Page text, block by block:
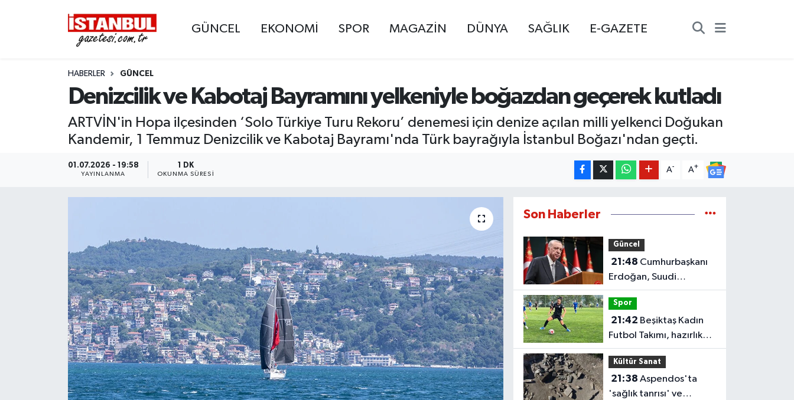
GÜNCEL EKONOMİ SPOR MAGAZİN DÜNYA SAĞLIK E-GAZETE
HABERLER GÜNCEL
Denizcilik ve Kabotaj Bayramını yelkeniyle boğazdan geçerek kutladı
ARTVİN'in Hopa ilçesinden ‘Solo Türkiye Turu Rekoru’ denemesi için denize açılan milli yelkenci Doğukan
Kandemir, 1 Temmuz Denizcilik ve Kabotaj Bayramı'nda Türk bayrağıyla İstanbul Boğazı'ndan geçti.
01.07.2026 - 19:58
YAYINLANMA
1 DK
OKUNMA SÜRESI
A- A+
Son Haberler
Güncel
21:48
Erdoğan, Suudi
Arabistan'ı ziyaret
edecek
Spor
21:42
Futbol Takımı, hazırlık
maçında FOMGET'i 3-1
mağlup etti
Kültür Sanat
21:38
'sağlık tanrısı' ve
EKONOMİ
İSTANBUL
MAGAZİN
SAĞLIK
BİLİM VE TEKNOLOJİ
OTOMOBİL
KURUMSAL
Nöbetçi Eczaneler
Hava Durumu
Trafik Durumu
Süper Lig Puan Durumu ve Fikstür
Tüm Manşetler
Son Dakika Haberleri